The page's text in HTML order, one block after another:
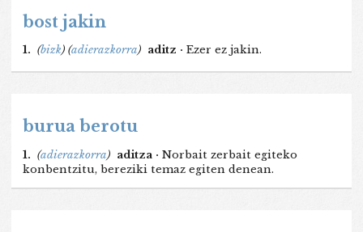
bost jakin
1. (bizk) (adierazkorra) aditz · Ezer ez jakin.
burua berotu
1. (adierazkorra) aditza · Norbait zerbait egiteko
konbentzitu, bereziki temaz egiten denean.